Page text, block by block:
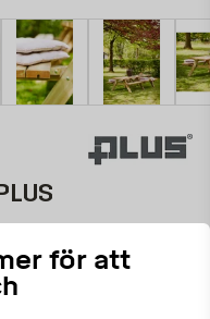
för att